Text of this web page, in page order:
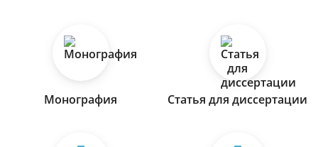
Монография Статья для диссертации